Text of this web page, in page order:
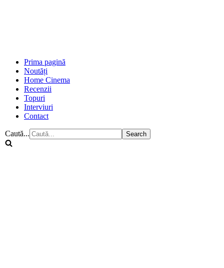
Prima pagină
Noutăți
Home Cinema
Recenzii
Topuri
Interviuri
Contact
Caută...